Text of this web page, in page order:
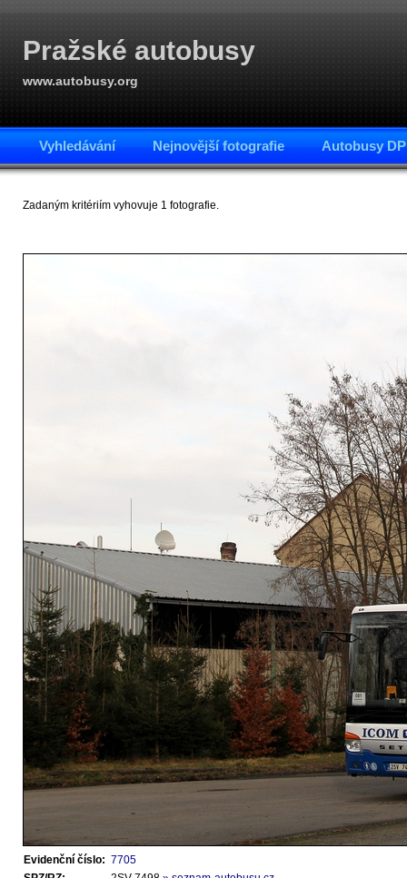
Pražské autobusy
www.autobusy.org
Vyhledávání Nejnovější fotografie Autobusy
Zadaným kritériím vyhovuje 1 fotografie.
Evidenční číslo: 7705